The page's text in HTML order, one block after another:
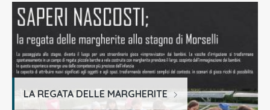
LA REGATA DELLE MARGHERITE